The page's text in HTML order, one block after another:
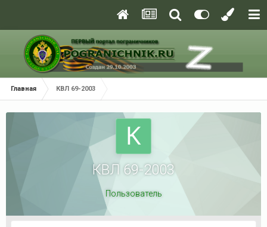
Главная КВЛ 69-2003
КВЛ 69-2003
Пользователь